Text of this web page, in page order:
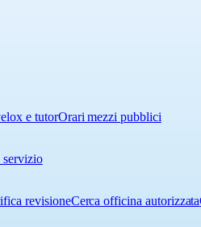
e tutorOrari mezzi pubblici
revisioneCerca officina autorizzata